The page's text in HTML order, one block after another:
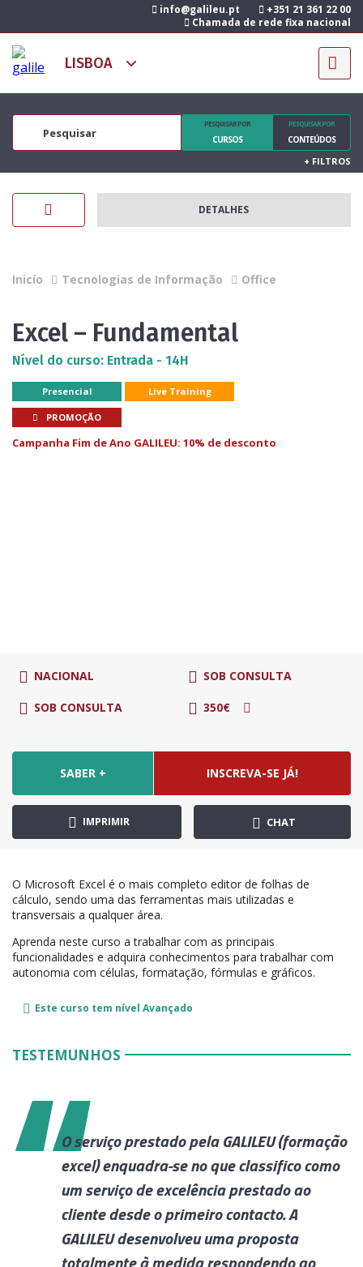
info@galileu.pt
+351 21 361 22 00
Chamada de rede fixa nacional
PESQUISAR POR
CURSOS
PESQUISAR POR
CONTEÚDOS
+ FILTROS
DETALHES
Inicío Tecnologias de Informação Office
Excel – Fundamental
Nível do curso: Entrada - 14H
Presencial Live Training
PROMOÇÃO
Campanha Fim de Ano GALILEU: 10% de desconto
NACIONAL SOB CONSULTA
SOB CONSULTA 350€
SABER + INSCREVA-SE JÁ!
IMPRIMIR CHAT
O Microsoft Excel é o mais completo editor de folhas de
cálculo, sendo uma das ferramentas mais utilizadas e
transversais a qualquer área.
Aprenda neste curso a trabalhar com as principais
funcionalidades e adquira conhecimentos para trabalhar com
autonomia com células, formatação, fórmulas e gráficos.
Este curso tem nível Avançado
TESTEMUNHOS
O serviço prestado pela GALILEU (formação
excel) enquadra-se no que classifico como
um serviço de excelência prestado ao
cliente desde o primeiro contacto. A
GALILEU desenvolveu uma proposta